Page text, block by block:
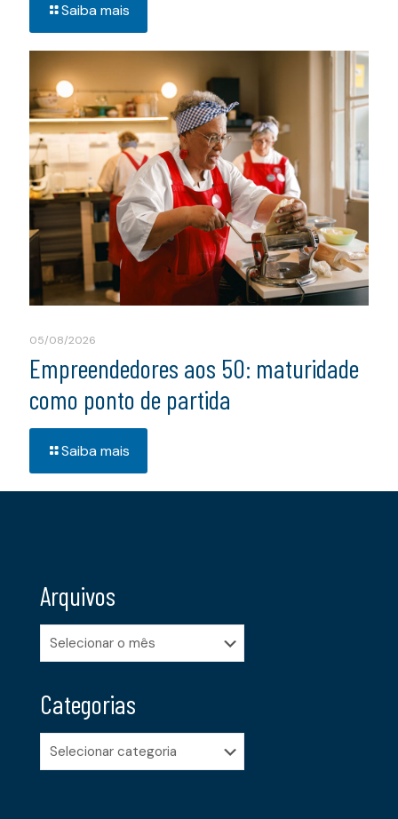
Saiba mais
05/08/2026
Empreendedores aos 50: maturidade
como ponto de partida
Saiba mais
Arquivos
Arquivos
Categorias
Categorias